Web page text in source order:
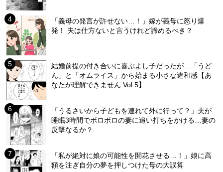
「義母の発言が許せない…！」嫁が義母に怒り爆
発！ 夫は仕方ないと言うけれど諦めるべき？
結婚前提の付き合いに喜ぶよし子だったが…「うど
ん」と「オムライス」から始まる小さな違和感【あ
なたが理解できません Vol.5】
「うるさいから子どもを連れて外に行って？」夫が
睡眠3時間でボロボロの妻に追い打ちをかける…妻の
反撃なるか？
「私が絶対に娘の可能性を開花させる…！」娘に高
額を注ぎ自分の夢を押しつけた母の大誤算